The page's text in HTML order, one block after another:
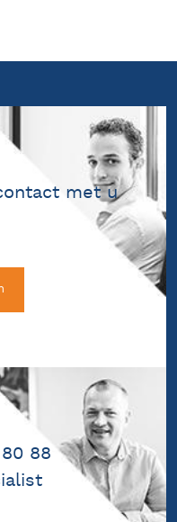
met u
88